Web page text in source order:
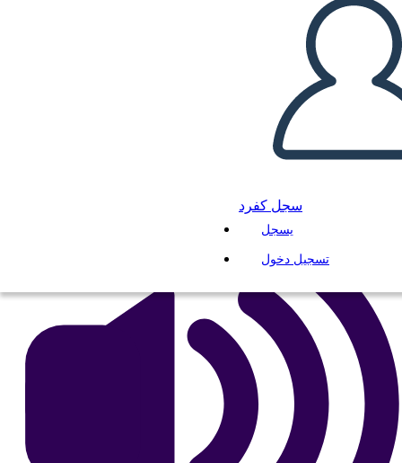
سجل كفرد
يسجل
تسجيل دخول